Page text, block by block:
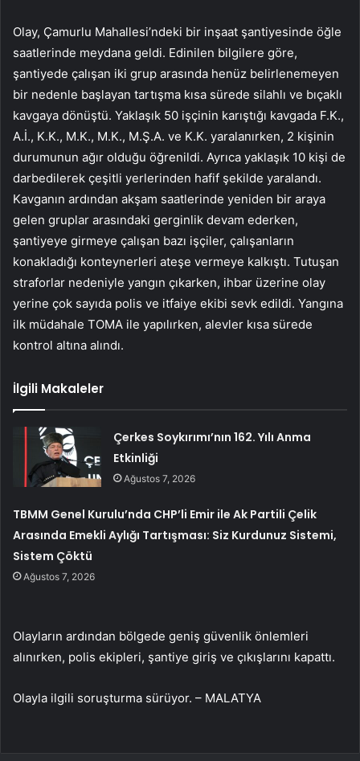
Olay, Çamurlu Mahallesi’ndeki bir inşaat şantiyesinde öğle
saatlerinde meydana geldi. Edinilen bilgilere göre,
şantiyede çalışan iki grup arasında henüz belirlenemeyen
bir nedenle başlayan tartışma kısa sürede silahlı ve bıçaklı
kavgaya dönüştü. Yaklaşık 50 işçinin karıştığı kavgada F.K.,
A.İ., K.K., M.K., M.K., M.Ş.A. ve K.K. yaralanırken, 2 kişinin
durumunun ağır olduğu öğrenildi. Ayrıca yaklaşık 10 kişi de
darbedilerek çeşitli yerlerinden hafif şekilde yaralandı.
Kavganın ardından akşam saatlerinde yeniden bir araya
gelen gruplar arasındaki gerginlik devam ederken,
şantiyeye girmeye çalışan bazı işçiler, çalışanların
konakladığı konteynerleri ateşe vermeye kalkıştı. Tutuşan
straforlar nedeniyle yangın çıkarken, ihbar üzerine olay
yerine çok sayıda polis ve itfaiye ekibi sevk edildi. Yangına
ilk müdahale TOMA ile yapılırken, alevler kısa sürede
kontrol altına alındı.
İlgili Makaleler
Çerkes Soykırımı’nın 162. Yılı Anma
Etkinliği
Ağustos 7, 2026
TBMM Genel Kurulu’nda CHP’li Emir ile Ak Partili Çelik
Arasında Emekli Aylığı Tartışması: Siz Kurdunuz Sistemi,
Sistem Çöktü
Ağustos 7, 2026
Olayların ardından bölgede geniş güvenlik önlemleri
alınırken, polis ekipleri, şantiye giriş ve çıkışlarını kapattı.
Olayla ilgili soruşturma sürüyor. – MALATYA